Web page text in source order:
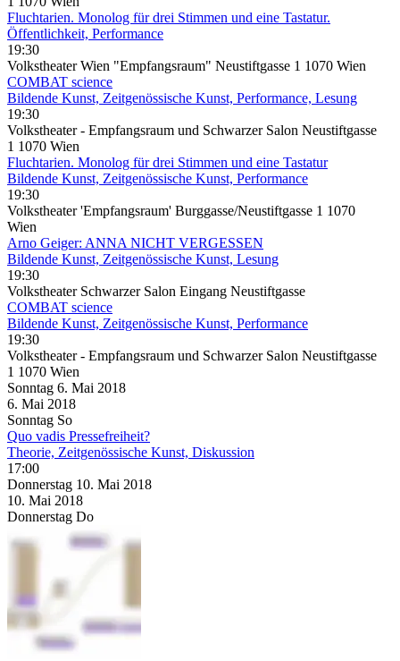
Fluchtarien. Monolog für drei Stimmen und eine Tastatur.
Öffentlichkeit, Performance
19:30
Volkstheater Wien "Empfangsraum" Neustiftgasse 1 1070 Wien
COMBAT science
Bildende Kunst, Zeitgenössische Kunst, Performance, Lesung
19:30
Volkstheater - Empfangsraum und Schwarzer Salon Neustiftgasse
1 1070 Wien
Fluchtarien. Monolog für drei Stimmen und eine Tastatur
Bildende Kunst, Zeitgenössische Kunst, Performance
19:30
Volkstheater 'Empfangsraum' Burggasse/Neustiftgasse 1 1070
Wien
Arno Geiger: ANNA NICHT VERGESSEN
Bildende Kunst, Zeitgenössische Kunst, Lesung
19:30
Volkstheater Schwarzer Salon Eingang Neustiftgasse
COMBAT science
Bildende Kunst, Zeitgenössische Kunst, Performance
19:30
Volkstheater - Empfangsraum und Schwarzer Salon Neustiftgasse
1 1070 Wien
Sonntag 6. Mai 2018
6. Mai 2018
Sonntag So
Quo vadis Pressefreiheit?
Theorie, Zeitgenössische Kunst, Diskussion
17:00
Donnerstag 10. Mai 2018
10. Mai 2018
Donnerstag Do